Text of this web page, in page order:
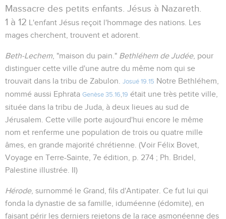
Massacre des petits enfants. Jésus à Nazareth.
1 à 12 L'enfant Jésus reçoit l'hommage des nations. Les
mages cherchent, trouvent et adorent.
Beth-Lechem , "maison du pain." Bethléhem de Judée, pour
distinguer cette ville d'une autre du même nom qui se
trouvait dans la tribu de Zabulon.
Josué 19.15 Notre Bethléhem,
nommé aussi Ephrata Genèse 35.16 19 était une très petite ville,
située dans la tribu de Juda, à deux lieues au sud de
Jérusalem. Cette ville porte aujourd'hui encore le même
nom et renferme une population de trois ou quatre mille
âmes, en grande majorité chrétienne. (Voir Félix Bovet,
Voyage en Terre-Sainte, 7e édition, p. 274 ; Ph. Bridel,
Palestine illustrée. II)
Hérode, surnommé le Grand, fils d'Antipater. Ce fut lui qui
fonda la dynastie de sa famille, iduméenne (édomite), en
faisant périr les derniers rejetons de la race asmonéenne des